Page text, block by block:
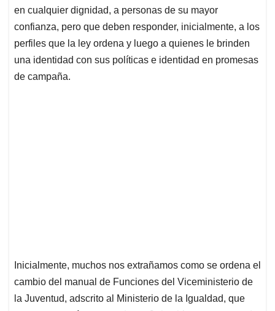
en cualquier dignidad, a personas de su mayor
confianza, pero que deben responder, inicialmente, a los
perfiles que la ley ordena y luego a quienes le brinden
una identidad con sus políticas e identidad en promesas
de campaña.
Inicialmente, muchos nos extrañamos como se ordena el
cambio del manual de Funciones del Viceministerio de
la Juventud, adscrito al Ministerio de la Igualdad, que